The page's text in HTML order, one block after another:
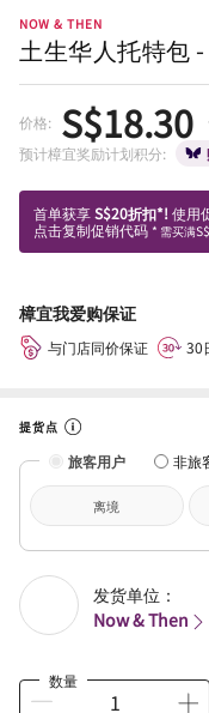
NOW & THEN
土生华人托特包
价格: S$18.30
预计樟宜奖励计划积分:
首单获享S$20折扣*! 使用
点击复制促销代码 * 需买满
樟宜我爱购保证
与门店同价保证 30
提货点
旅客用户 非旅
离境
发货单位：
Now & Then
数量